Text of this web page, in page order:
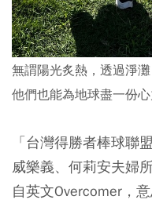
無謂陽光炙熱，透過淨
他們也能為地球盡一份心
「台灣得勝者棒球聯
威樂義、何莉安夫婦
自英文Overcomer，